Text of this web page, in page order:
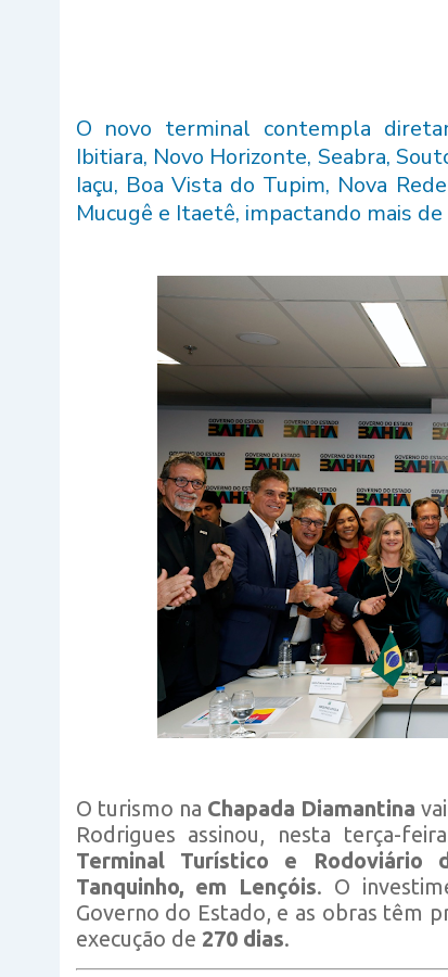
O novo terminal contempla
Ibitiara, Novo Horizonte, Seabra,
Iaçu, Boa Vista do Tupim, Nova
Mucugê e Itaetê, impactando mais
O turismo na Chapada Diamantina
Rodrigues assinou, nesta terça-
Terminal Turístico e Rodoviário
Tanquinho, em Lençóis. O
Governo do Estado, e as obras têm
execução de 270 dias.